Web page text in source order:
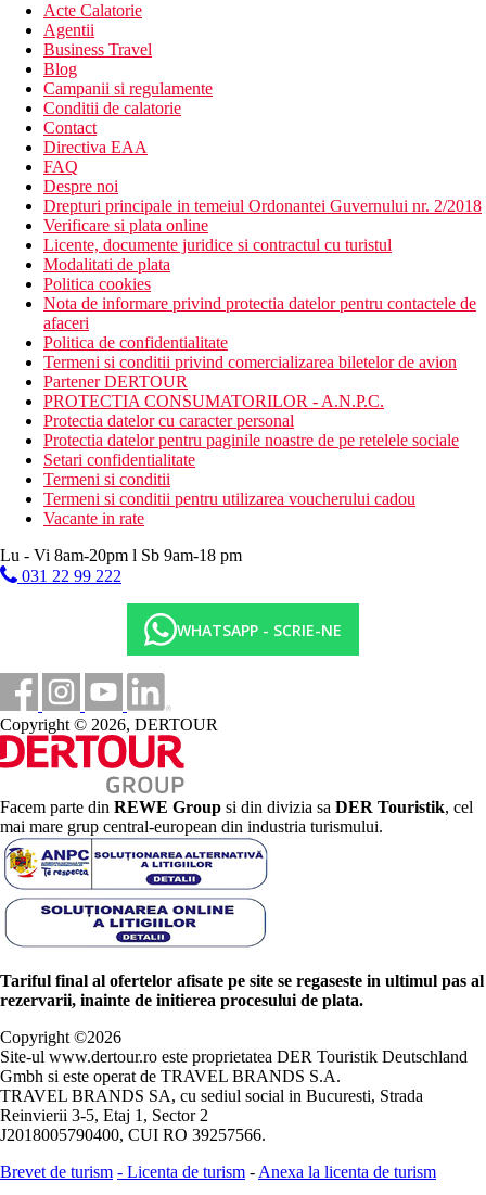
Acte Calatorie
Agentii
Business Travel
Blog
Campanii si regulamente
Conditii de calatorie
Contact
Directiva EAA
FAQ
Despre noi
Drepturi principale in temeiul Ordonantei Guvernului nr. 2/2018
Verificare si plata online
Licente, documente juridice si contractul cu turistul
Modalitati de plata
Politica cookies
Nota de informare privind protectia datelor pentru contactele de
afaceri
Politica de confidentialitate
Termeni si conditii privind comercializarea biletelor de avion
Partener DERTOUR
PROTECTIA CONSUMATORILOR - A.N.P.C.
Protectia datelor cu caracter personal
Protectia datelor pentru paginile noastre de pe retelele sociale
Setari confidentialitate
Termeni si conditii
Termeni si conditii pentru utilizarea voucherului cadou
Vacante in rate
Lu - Vi 8am-20pm l Sb 9am-18 pm
031 22 99 222
WHATSAPP - SCRIE-NE
Copyright © 2026, DERTOUR
Facem parte din REWE Group si din divizia sa DER Touristik, cel
mai mare grup central-european din industria turismului.
Tariful final al ofertelor afisate pe site se regaseste in ultimul pas al
rezervarii, inainte de initierea procesului de plata.
Copyright ©2026
Site-ul www.dertour.ro este proprietatea DER Touristik Deutschland
Gmbh si este operat de TRAVEL BRANDS S.A.
TRAVEL BRANDS SA, cu sediul social in Bucuresti, Strada
Reinvierii 3-5, Etaj 1, Sector 2
J2018005790400, CUI RO 39257566.
Brevet de turism - Licenta de turism -Anexa la licenta de turism